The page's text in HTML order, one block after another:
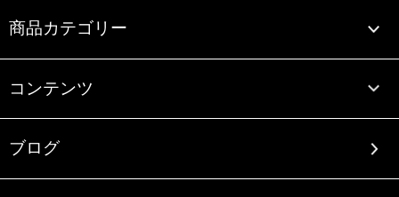
商品カテゴリー
コンテンツ
ブログ